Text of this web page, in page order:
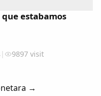
que estabamos
| 9897 visit
→